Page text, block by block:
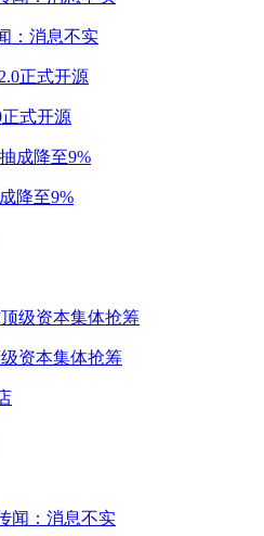
：消息不实
式开源
降至9%
资本集体抢筹